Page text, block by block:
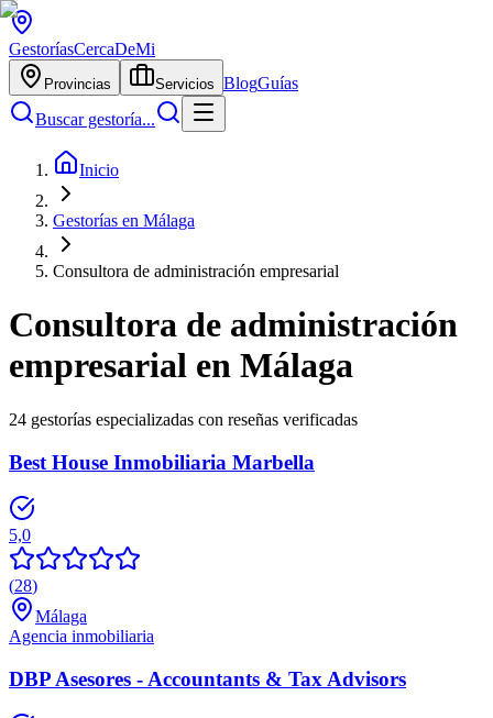
GestoríasCercaDeMi
Provincias Servicios BlogGuías
Buscar gestoría...
Inicio
Gestorías en Málaga
Consultora de administración empresarial
Consultora de administración
empresarial en Málaga
24 gestorías especializadas con reseñas verificadas
Best House Inmobiliaria Marbella
5,0
(28)
Málaga
Agencia inmobiliaria
DBP Asesores - Accountants & Tax Advisors